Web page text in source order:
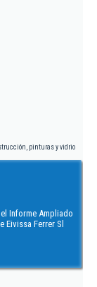
pinturas y vidrio
Informe Ampliado
Eivissa Ferrer Sl